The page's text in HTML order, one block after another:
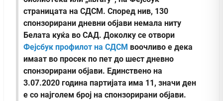
страницата на СДСМ. Според нив, 130
спонзорирани дневни објави немала ниту
Белата куќа во САД. Доколку се отвори
Фејсбук профилот на СДСМ воочливо е дека
имаат во просек по пет до шест дневно
спонзорирани објави. Единствено на
3.07.2020 година партијата има 11, значи ден
е со најголем број на спонзорирани објави.